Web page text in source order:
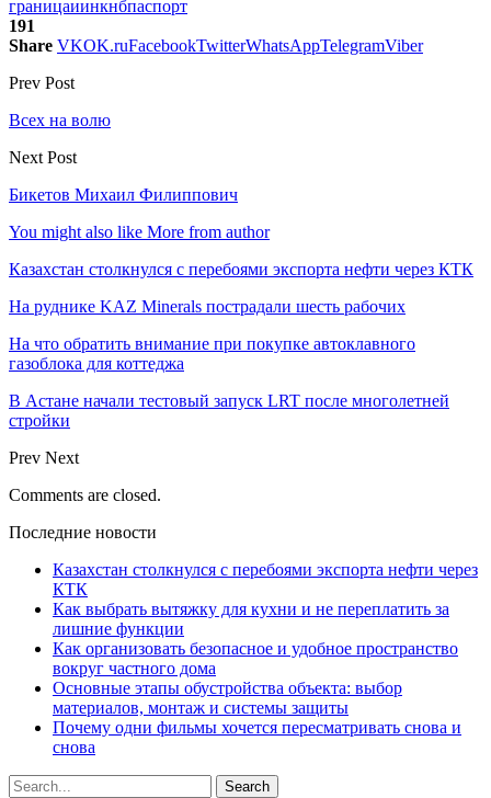
границаиинкнбпаспорт
191
Share VKOK.ruFacebookTwitterWhatsAppTelegramViber
Prev Post
Всех на волю
Next Post
Бикетов Михаил Филиппович
You might also like More from author
Казахстан столкнулся с перебоями экспорта нефти через КТК
На руднике KAZ Minerals пострадали шесть рабочих
На что обратить внимание при покупке автоклавного
газоблока для коттеджа
В Астане начали тестовый запуск LRT после многолетней
стройки
Prev Next
Comments are closed.
Последние новости
Казахстан столкнулся с перебоями экспорта нефти через
КТК
Как выбрать вытяжку для кухни и не переплатить за
лишние функции
Как организовать безопасное и удобное пространство
вокруг частного дома
Основные этапы обустройства объекта: выбор
материалов, монтаж и системы защиты
Почему одни фильмы хочется пересматривать снова и
снова